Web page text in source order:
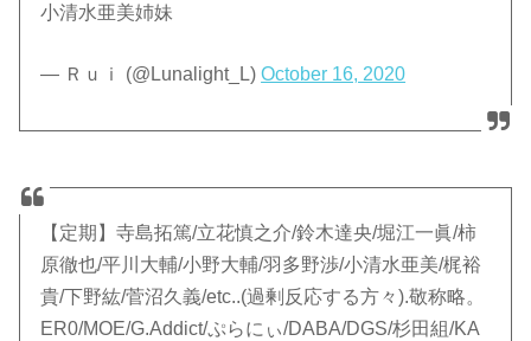
小清水亜美姉妹
— Ｒｕｉ (@Lunalight_L)October 16, 2020
【定期】寺島拓篤/立花慎之介/鈴木達央/堀江一眞/柿
原徹也/平川大輔/小野大輔/羽多野渉/小清水亜美/梶裕
貴/下野紘/菅沼久義/etc..(過剰反応する方々).敬称略。
ER0/MOE/G.Addict/ぷらにぃ/DABA/DGS/杉田組/KA